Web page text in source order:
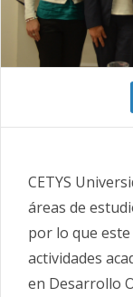
CETYS
áreas de
por lo que
actividades
en Desarrollo